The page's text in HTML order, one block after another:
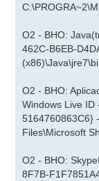
O2 - BHO:
462C-B6EB-
O2 - BHO:
Windows Live ID
5164760863C6}
Files\Microsoft
O2 - BHO:
8F7B-